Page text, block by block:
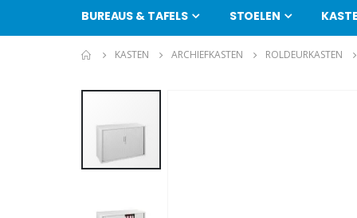
BUREAUS & TAFELS STOELEN
KASTEN ARCHIEFKASTEN ROLDEURKASTEN
einde
van
afbeeldingen-